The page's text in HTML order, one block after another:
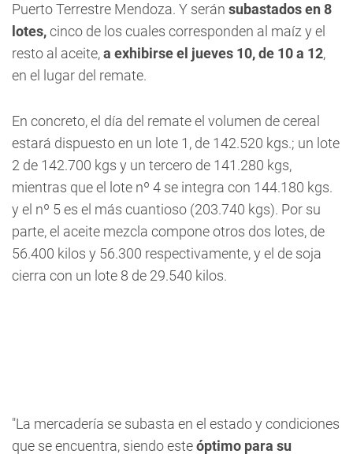
Puerto Terrestre Mendoza. Y serán subastados en 8
lotes,cinco de los cuales corresponden al maíz y el
resto al aceite,a exhibirse el jueves 10, de 10 a 12,
en el lugar del remate.
En concreto, el día del remate el volumen de cereal
estará dispuesto en un lote 1, de 142.520 kgs.; un lote
2 de 142.700 kgs y un tercero de 141.280 kgs,
mientras que el lote nº 4 se integra con 144.180 kgs.
y el nº 5 es el más cuantioso (203.740 kgs). Por su
parte, el aceite mezcla compone otros dos lotes, de
56.400 kilos y 56.300 respectivamente, y el de soja
cierra con un lote 8 de 29.540 kilos.
"La mercadería se subasta en el estado y condiciones
que se encuentra, siendo esteóptimo para su